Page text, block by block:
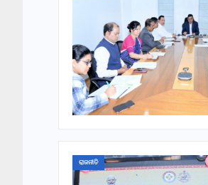
ରାଜନୀତି